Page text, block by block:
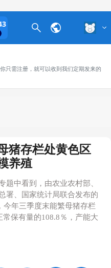
只需注册，就可以收到我们定期发来的
猪存栏处黄色区
养殖
题中看到，由农业农村部、
署、国家统计局联合发布的
今年三季度末能繁母猪存栏
保有量的108.8％，产能大